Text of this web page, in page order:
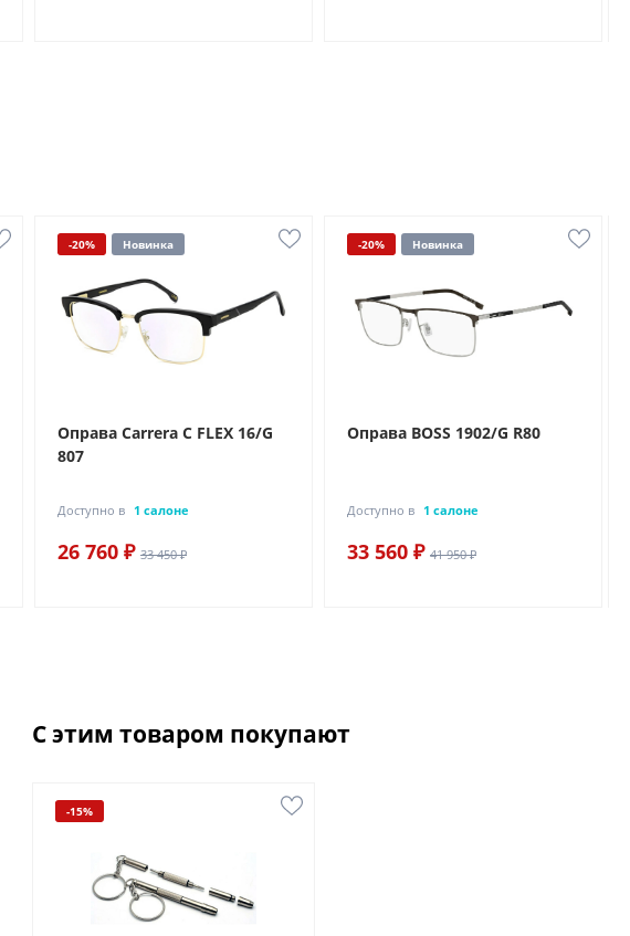
-20% Новинка
Оправа Carrera C FLEX 16/G
807
Доступно в 1 салоне
26 760 ₽ 33 450 ₽
-20% Новинка
Оправа BOSS 1902/G R80
Доступно в 1 салоне
33 560 ₽ 41 950 ₽
С этим товаром покупают
-15%